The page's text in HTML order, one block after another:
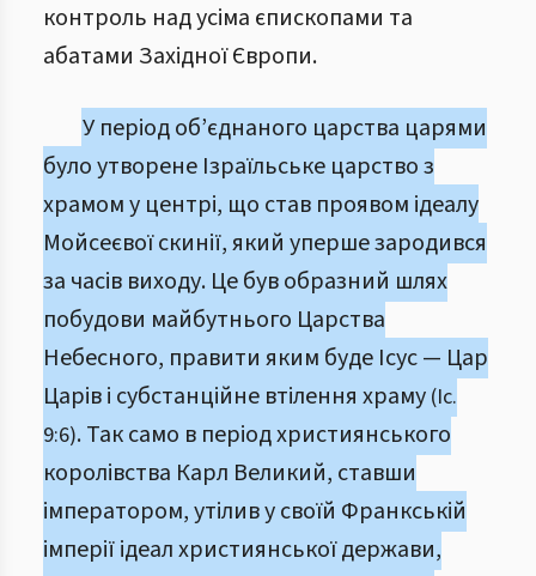
контроль над усіма єпископами та
абатами Західної Європи.
У період об’єднаного царства царями
було утворене Ізраїльське царство з
храмом у центрі, що став проявом ідеалу
Мойсеєвої скинії, який уперше зародився
за часів виходу. Це був образний шлях
побудови майбутнього Царства
Небесного, правити яким буде Ісус — Цар
Царів і субстанційне втілення храму (Іс.
9:6). Так само в період християнського
королівства Карл Великий, ставши
імператором, утілив у своїй Франкській
імперії ідеал християнської держави,